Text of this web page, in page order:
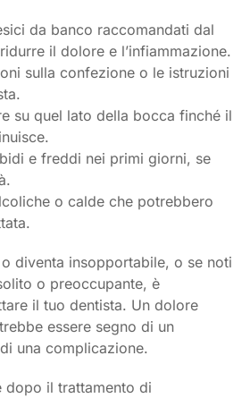
da banco raccomandati dal
il dolore e l’infiammazione.
sulla confezione o le istruzioni
su quel lato della bocca finché il
e freddi nei primi giorni, se
o calde che potrebbero
diventa insopportabile, o se noti
o preoccupante, è
il tuo dentista. Un dolore
essere segno di un
una complicazione.
dopo il trattamento di